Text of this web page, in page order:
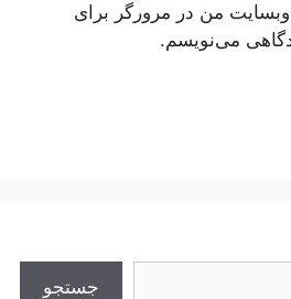
وبسایت من در مرورگر برای
می‌نویسم.
جستجو